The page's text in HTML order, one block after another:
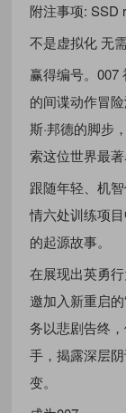
附注事项: SSD
不是虚拟化 无
赢得编号。007
的间谍动作冒
斯·邦德的脚步
索这位世界最著
跟随年轻、机
情六处训练项
的起源故事。
在展现出英勇
邀加入新重启
务以悲剧告终
手，揭露深层
变。